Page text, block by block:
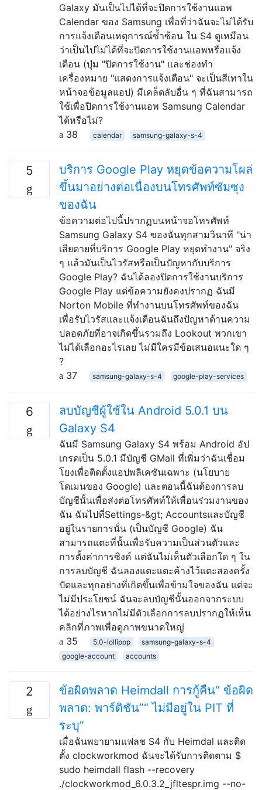
Galaxy มันเป็นไปได้ที่จะปิดการใช้งานแอพ
Calendar ของ Samsung เพื่อที่ว่าฉันจะไม่ได้รับ
การแจ้งเตือนเหตุการณ์ซ้ำซ้อน ใน S4 ดูเหมือน
ว่าเป็นไปไม่ได้ที่จะปิดการใช้งานแอพหรือแจ้ง
เตือน (ปุ่ม "ปิดการใช้งาน" และช่องทำ
เครื่องหมาย "แสดงการแจ้งเตือน" จะเป็นสีเทาใน
หน้าจอข้อมูลแอป) มีเคล็ดลับอื่น ๆ ที่ฉันสามารถ
ใช้เพื่อปิดการใช้งานแอพ Samsung Calendar
ได้หรือไม่?
38
calendar samsung-galaxy-s-4
5
บริการ Google Play หยุดข้อความโผล่
ขึ้นมาอย่างต่อเนื่องบนโทรศัพท์ซัมซุง
ของฉัน
ข้อความต่อไปนี้ปรากฏบนหน้าจอโทรศัพท์
Samsung Galaxy S4 ของฉันทุกสามวินาที "น่า
เสียดายที่บริการ Google Play หยุดทำงาน" จริง
ๆ แล้วมันเป็นไวรัสหรือเป็นปัญหากับบริการ
Google Play? ฉันได้ลองปิดการใช้งานบริการ
Google Play แต่ข้อความยังคงปรากฏ ฉันมี
Norton Mobile ที่ทำงานบนโทรศัพท์ของฉัน
เพื่อรับไวรัสและแจ้งเตือนฉันถึงปัญหาด้านความ
ปลอดภัยที่อาจเกิดขึ้นรวมถึง Lookout พวกเขา
ไม่ได้เลือกอะไรเลย ไม่มีใครมีข้อเสนอแนะใด ๆ
?
37
samsung-galaxy-s-4 google-play-services
6
ลบบัญชีผู้ใช้ใน Android 5.0.1 บน
Galaxy S4
ฉันมี Samsung Galaxy S4 พร้อม Android อัป
เกรดเป็น 5.0.1 มีบัญชี GMail ที่เพิ่มว่าฉันเชื่อม
โยงเพื่อติดตั้งแอปพลิเคชันเฉพาะ (นโยบาย
โดเมนของ Google) และตอนนี้ฉันต้องการลบ
บัญชีนั้นเพื่อส่งต่อโทรศัพท์ให้เพื่อนร่วมงานของ
ฉัน ฉันไปที่Settings-&gt; Accountsและบัญชี
อยู่ในรายการนั่น (เป็นบัญชี Google) ฉัน
สามารถแตะที่นั้นเพื่อรับความเป็นส่วนตัวและ
การตั้งค่าการซิงค์ แต่ฉันไม่เห็นตัวเลือกใด ๆ ใน
การลบบัญชี ฉันลองแตะแตะค้างไว้แตะสองครั้ง
ปัดและทุกอย่างที่เกิดขึ้นเพื่อข้ามใจของฉัน แต่จะ
ไม่มีประโยชน์ ฉันจะลบบัญชีนั้นออกจากระบบ
ได้อย่างไรหากไม่มีตัวเลือกการลบปรากฏให้เห็น
คลิกที่ภาพเพื่อดูภาพขนาดใหญ่
35
5.0-lollipop
samsung-galaxy-s-4
google-account
accounts
2
ข้อผิดพลาด Heimdall การกู้คืน“ ข้อผิด
พลาด: พาร์ติชัน”“ ไม่มีอยู่ใน PIT ที่
ระบุ”
เมื่อฉันพยายามแฟลช S4 กับ Heimdal และติด
ตั้ง clockworkmod ฉันจะได้รับการติดตาม $
sudo heimdall flash --recovery
./clockworkmod_6.0.3.2_jfltespr.img --no-